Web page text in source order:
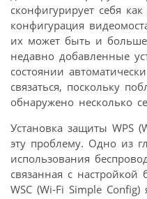
сконфигурирует себя
конфигурация
их может быть и
недавно добавленные
состоянии
связаться, поскольку
обнаружено несколько
Установка защиты WPS
эту проблему. Одно из
использования
связанная с настройкой
WSC (Wi-Fi Simple